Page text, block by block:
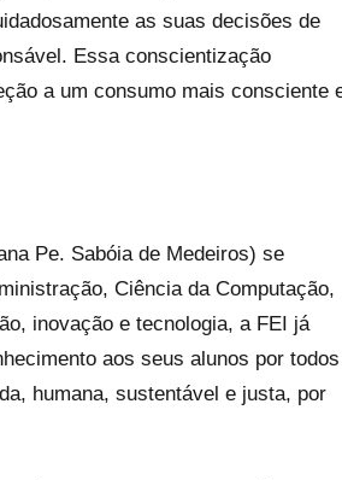
as suas decisões de
Essa conscientização
a um consumo mais consciente
Pe. Sabóia de Medeiros) se
Ciência da Computação,
inovação e tecnologia, a FEI já
aos seus alunos por todos
humana, sustentável e justa, por